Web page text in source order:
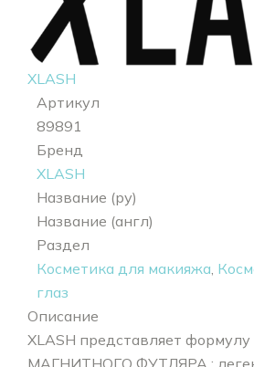
XLASH
Артикул
89891
Бренд
XLASH
Название (ру)
Название (англ)
Раздел
Косметика для макияжа,
глаз
Описание
XLASH представляет